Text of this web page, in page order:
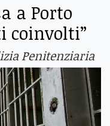
a Porto
coinvolti”
Penitenziaria